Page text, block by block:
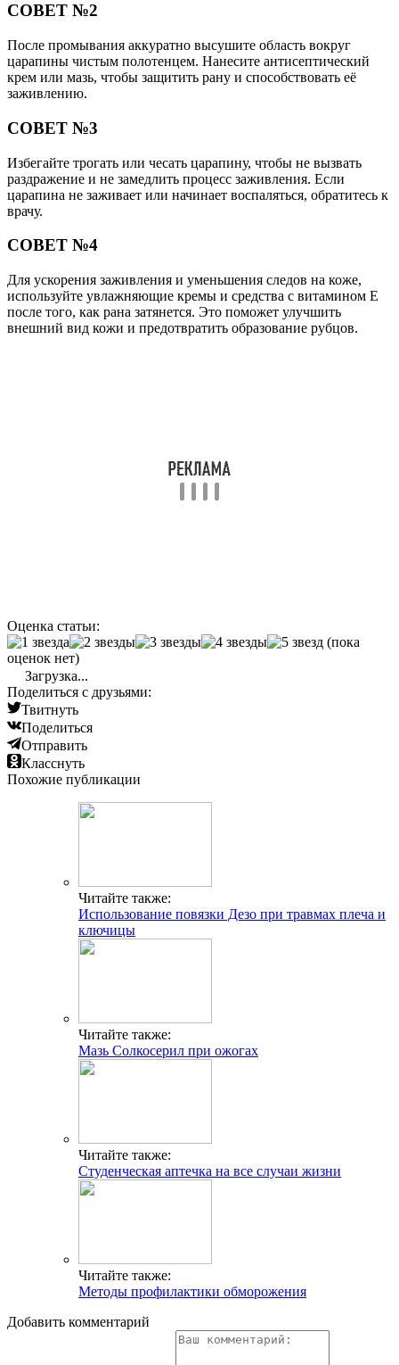
СОВЕТ №2
После промывания аккуратно высушите область вокруг
царапины чистым полотенцем. Нанесите антисептический
крем или мазь, чтобы защитить рану и способствовать её
заживлению.
СОВЕТ №3
Избегайте трогать или чесать царапину, чтобы не вызвать
раздражение и не замедлить процесс заживления. Если
царапина не заживает или начинает воспаляться, обратитесь к
врачу.
СОВЕТ №4
Для ускорения заживления и уменьшения следов на коже,
используйте увлажняющие кремы и средства с витамином E
после того, как рана затянется. Это поможет улучшить
внешний вид кожи и предотвратить образование рубцов.
Оценка статьи:
(пока
оценок нет)
Загрузка...
Поделиться с друзьями:
Твитнуть
Поделиться
Отправить
Класснуть
Похожие публикации
Читайте также:
Использование повязки Дезо при травмах плеча и
ключицы
Читайте также:
Мазь Солкосерил при ожогах
Читайте также:
Студенческая аптечка на все случаи жизни
Читайте также:
Методы профилактики обморожения
Добавить комментарий